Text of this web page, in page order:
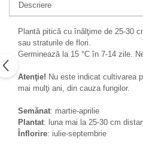
Descriere
Plantă pitică cu înălţime de 25-30
sau straturile de flori.
Germinează la 15 °C în 7-14 zile.
Atenţie! Nu este indicat cultivarea
mai mulţi ani, din cauza fungilor.
Semănat: martie-aprilie
Plantat: luna mai la 25-30 cm
Înflorire: iulie-septembrie